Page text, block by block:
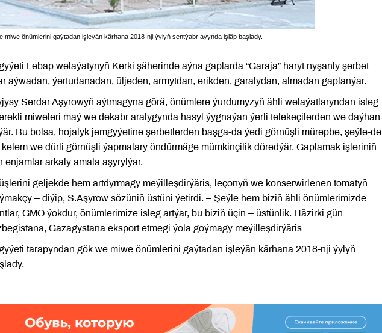
miwe önümlerini gaýtadan işleýän kärhana 2018-nji ýylyň sentýabr aýynda işläp başlady.
Lebap welaýatynyň Kerki şäherinde aýna gaplarda “Garaja” haryt nyşanly şerbet
aýwadan, ýertudanadan, üljeden, armytdan, erikden, garalydan, almadan gaplanýar.
Serdar Aşyrowyň aýtmagyna görä, önümlere ýurdumyzyň ähli welaýatlaryndan isleg
miweleri maý we dekabr aralygynda hasyl ýygnaýan ýerli telekeçilerden we daýhan
Bu bolsa, hojalyk jemgyýetine şerbetlerden başga-da ýedi görnüşli mürepbe, şeýle-de
we dürli görnüşli ýapmalary öndürmäge mümkinçilik döredýär. Gaplamak işleriniň
arkaly amala aşyrylýar.
geljekde hem artdyrmagy meýilleşdirýäris, leçonyň we konserwirlenen tomatyň
– diýip, S.Aşyrow sözüniň üstüni ýetirdi. – Şeýle hem biziň ähli önümlerimizde
GMO ýokdur, önümlerimize isleg artýar, bu biziň üçin – üstünlik. Häzirki gün
Gazagystana eksport etmegi ýola goýmagy meýilleşdirýäris
tarapyndan gök we miwe önümlerini gaýtadan işleýän kärhana 2018-nji ýylyň